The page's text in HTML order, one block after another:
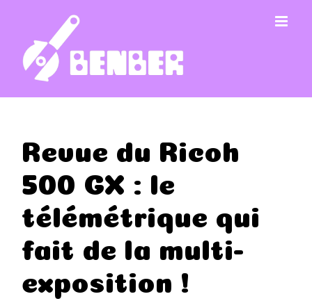
contenu
Revue du Ricoh
500 GX : le
télémétrique qui
fait de la multi-
exposition !